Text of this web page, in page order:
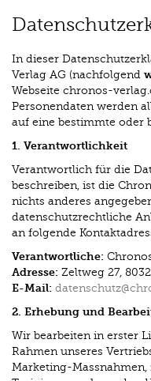
In dieser
Verlag AG (nachfolgend
Webseite chronos-
Personendaten werden
auf eine bestimmte oder
1. Verantwortlichkeit
Verantwortlich für die
beschreiben, ist die
nichts anderes
datenschutzrechtliche
an folgende
Verantwortliche:
Adresse: Zeltweg 27,
E-Mail:
2. Erhebung und
Wir bearbeiten in erster
Rahmen unseres
Marketing-